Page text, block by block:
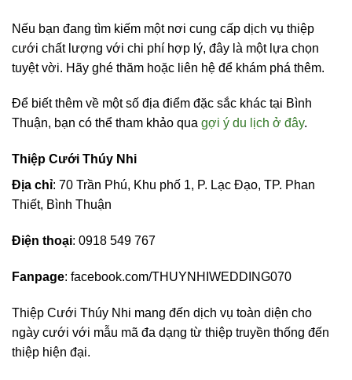
Nếu bạn đang tìm kiếm một nơi cung cấp dịch vụ thiệp
cưới chất lượng với chi phí hợp lý, đây là một lựa chọn
tuyệt vời. Hãy ghé thăm hoặc liên hệ để khám phá thêm.
Để biết thêm về một số địa điểm đặc sắc khác tại Bình
Thuận, bạn có thể tham khảo qua gợi ý du lịch ở đây.
Thiệp Cưới Thúy Nhi
Địa chỉ: 70 Trần Phú, Khu phố 1, P. Lạc Đạo, TP. Phan
Thiết, Bình Thuận
Điện thoại: 0918 549 767
Fanpage: facebook.com/THUYNHIWEDDING070
Thiệp Cưới Thúy Nhi mang đến dịch vụ toàn diện cho
ngày cưới với mẫu mã đa dạng từ thiệp truyền thống đến
thiệp hiện đại.